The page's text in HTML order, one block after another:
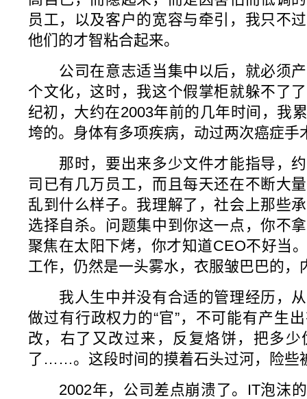
员工，以及客户的宽容与牵引，我只不
他们的才智粘合起来。
公司在意志适当集中以后，就必须产
个文化，这时，我这个假掌柜就躲不了
纪初，大约在2003年前的几年时间，我
垮的。身体有多项疾病，动过两次癌症
那时，要出来多少文件才能指导，约
司已有几万员工，而且每天还在不断大
乱到什么样子。我理解了，社会上那些
选择自杀。问题集中到你这一点，你不
聚焦在太阳下烤，你才知道CEO不好当
工作，仍然是一头雾水，衣服皱巴巴的，
我人生中并没有合适的管理经历，从
做过有行政权力的“官”，不可能有产生
改，右了又改过来，反复烙饼，把多
了……。这段时间的摸着石头过河，险些
2002年，公司差点崩溃了。IT泡沫的